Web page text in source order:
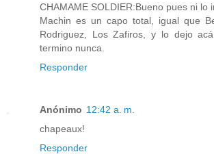
CHAMAME SOLDIER:Bueno pues ni lo
Machin es un capo total, igual que
Rodriguez, Los Zafiros, y lo dejo
termino nunca.
Responder
Anónimo 12:42 a. m.
chapeaux!
Responder